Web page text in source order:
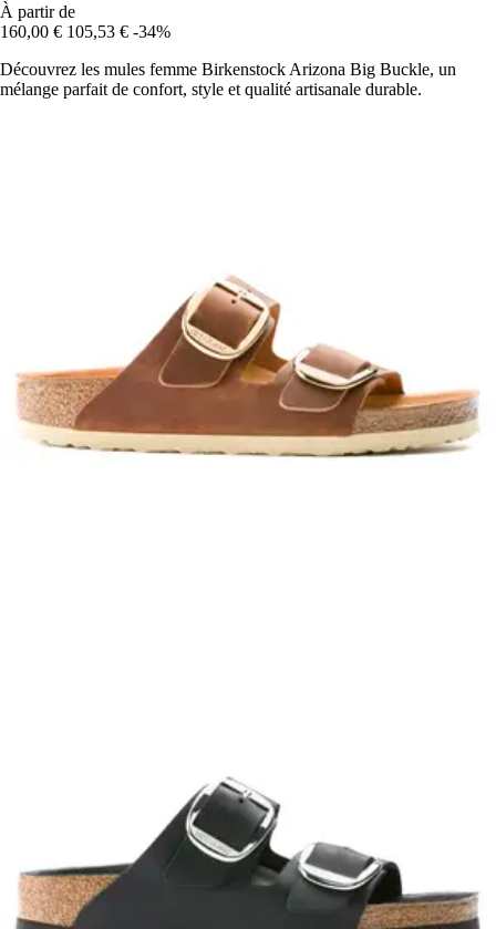
À partir de
160,00 € 105,53 € -34%
Découvrez les mules femme Birkenstock Arizona Big Buckle, un
mélange parfait de confort, style et qualité artisanale durable.